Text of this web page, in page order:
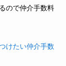
ので仲介手数料
けたい仲介手数